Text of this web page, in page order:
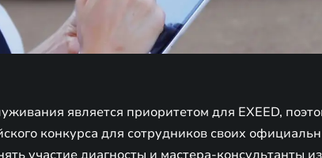
является приоритетом для EXEED,
конкурса для сотрудников своих